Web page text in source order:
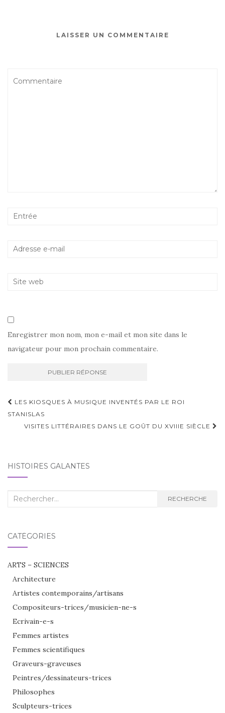
LAISSER UN COMMENTAIRE
Enregistrer mon nom, mon e-mail et mon site dans le
navigateur pour mon prochain commentaire.
Navigation
d'article
LES KIOSQUES À MUSIQUE INVENTÉS PAR LE ROI
STANISLAS
VISITES LITTÉRAIRES DANS LE GOÛT DU XVIIIE SIÈCLE
HISTOIRES GALANTES
Recherche
RECHERCHE
CATÉGORIES
ARTS – SCIENCES
Architecture
Artistes contemporains/artisans
Compositeurs-trices/musicien-ne-s
Ecrivain-e-s
Femmes artistes
Femmes scientifiques
Graveurs-graveuses
Peintres/dessinateurs-trices
Philosophes
Sculpteurs-trices